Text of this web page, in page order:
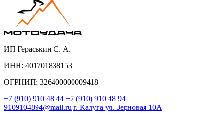
ИП Гераськин С. А.
ИНН: 401701838153
ОГРНИП: 326400000009418
+7 (910) 910 48 44 +7 (910) 910 48 94
9109104894@mail.ru г. Калуга ул. Зерновая 10А